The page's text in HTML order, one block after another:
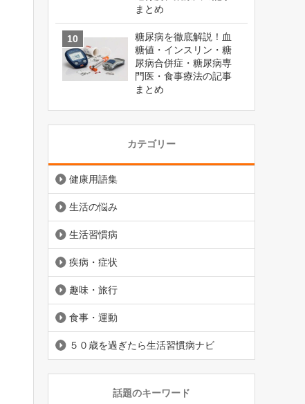
まとめ
糖尿病を徹底解説！血
糖値・インスリン・糖
尿病合併症・糖尿病専
門医・食事療法の記事
まとめ
カテゴリー
健康用語集
生活の悩み
生活習慣病
疾病・症状
趣味・旅行
食事・運動
５０歳を過ぎたら生活習慣病ナビ
話題のキーワード